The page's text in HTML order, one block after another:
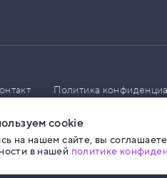
Политика
cookie
на нашем сайте, вы
в нашей политике